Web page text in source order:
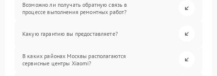
Возможно ли получать обратную связь в
процессе выполнения ремонтных работ?
Какую гарантию вы предоставляете?
В каких районах Москвы располагаются
сервисные центры Xiaomi?